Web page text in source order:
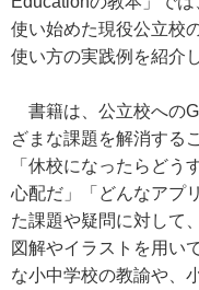
使い始めた現役公立校
使い方の実践例を紹介
書籍は、公立校への
ざまな課題を解消する
「休校になったらどう
心配だ」「どんなアプ
た課題や疑問に対して
図解やイラストを用い
な小中学校の教諭や、